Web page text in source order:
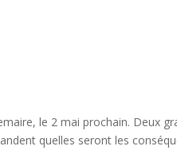
le 2 mai prochain. Deux
quelles seront les